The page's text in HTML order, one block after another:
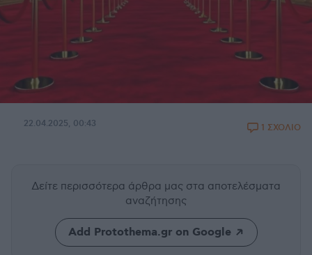
22.04.2025, 00:43 1 ΣΧΟΛΙΟ
Δείτε περισσότερα άρθρα μας στα αποτελέσματα
αναζήτησης
Add Protothema.gr on Google